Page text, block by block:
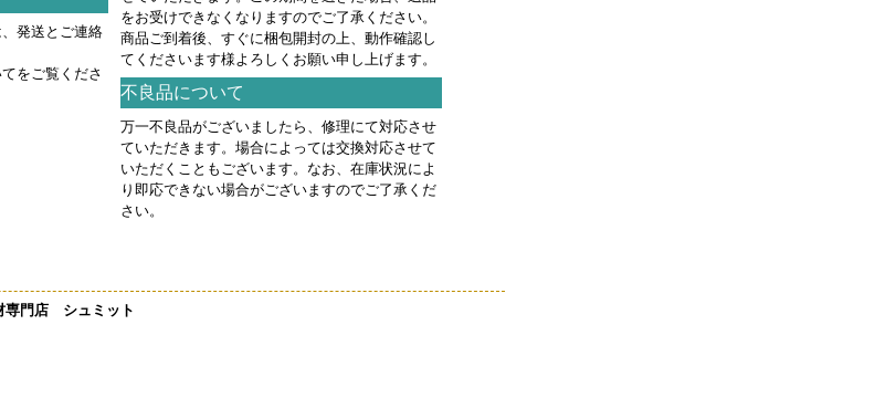
発送とご連絡
をご覧くださ
をお受けできなくなりますのでご了承ください。
商品ご到着後、すぐに梱包開封の上、動作確認し
てくださいます様よろしくお願い申し上げます。
不良品について
万一不良品がございましたら、修理にて対応させ
ていただきます。場合によっては交換対応させて
いただくこともございます。なお、在庫状況によ
り即応できない場合がございますのでご了承くだ
さい。
専門店 シュミット